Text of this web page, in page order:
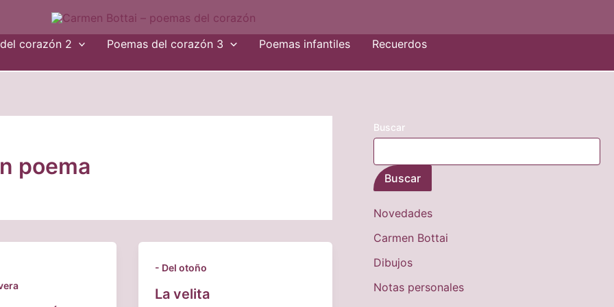
corazón 2 Poemas del corazón 3 Poemas infantiles Recuerdos
poema
- Del otoño
La velita
Buscar
Buscar
Novedades
Carmen Bottai
Dibujos
Notas personales